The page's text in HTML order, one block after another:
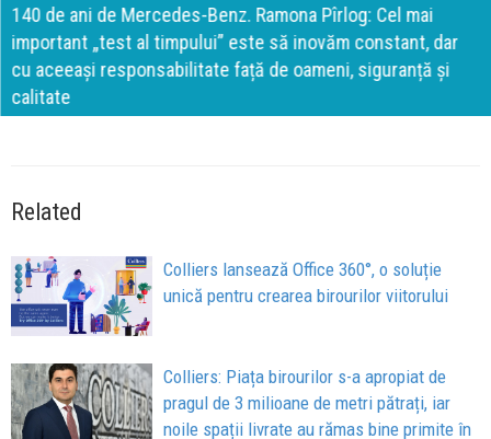
140 de ani de Mercedes-Benz. Ramona Pîrlog: Cel mai
important „test al timpului” este să inovăm constant, dar
cu aceeași responsabilitate față de oameni, siguranță și
calitate
Related
Colliers lansează Office 360°, o soluție
unică pentru crearea birourilor viitorului
Colliers: Piața birourilor s-a apropiat de
pragul de 3 milioane de metri pătrați, iar
noile spații livrate au rămas bine primite în